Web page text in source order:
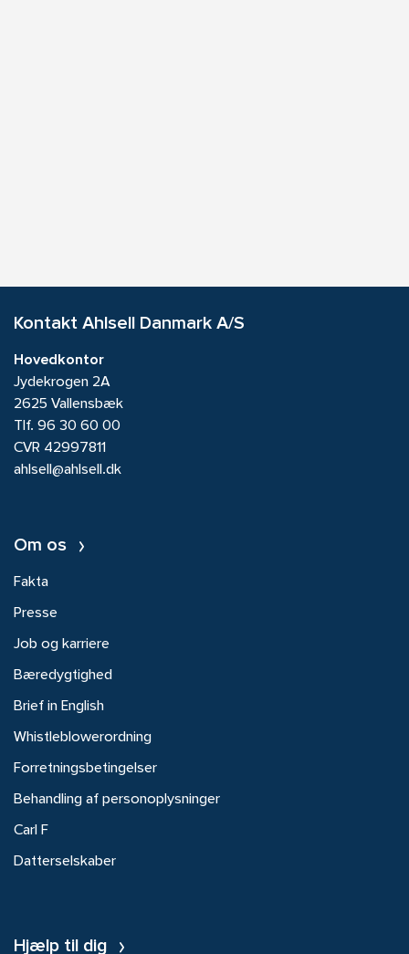
Kontakt Ahlsell Danmark A/S
Hovedkontor
Jydekrogen 2A
2625 Vallensbæk
Tlf. 96 30 60 00
CVR 42997811
ahlsell@ahlsell.dk
Om os
Fakta
Presse
Job og karriere
Bæredygtighed
Brief in English
Whistleblowerordning
Forretningsbetingelser
Behandling af personoplysninger
Carl F
Datterselskaber
Hjælp til dig